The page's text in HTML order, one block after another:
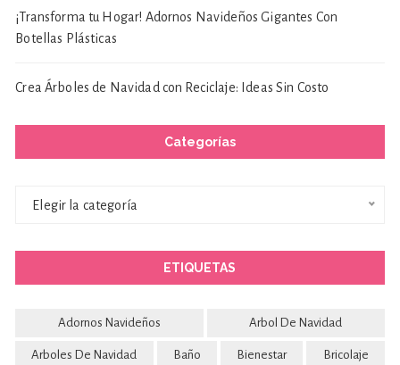
¡Transforma tu Hogar! Adornos Navideños Gigantes Con
Botellas Plásticas
Crea Árboles de Navidad con Reciclaje: Ideas Sin Costo
Categorías
Elegir la categoría
ETIQUETAS
Adornos Navideños Arbol De Navidad
Arboles De Navidad Baño Bienestar Bricolaje